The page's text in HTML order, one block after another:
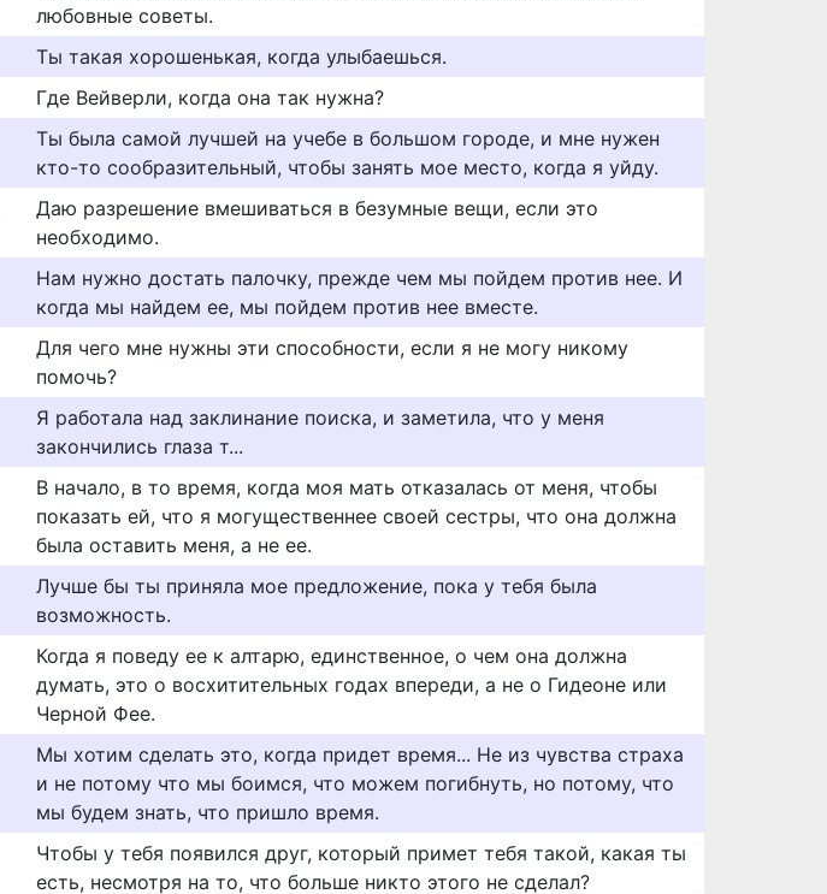
любовные советы.
Ты такая хорошенькая, когда улыбаешься.
Где Вейверли, когда она так нужна?
Ты была самой лучшей на учебе в большом городе, и мне нужен
кто-то сообразительный, чтобы занять мое место, когда я уйду.
Даю разрешение вмешиваться в безумные вещи, если это
необходимо.
Нам нужно достать палочку, прежде чем мы пойдем против нее. И
когда мы найдем ее, мы пойдем против нее вместе.
Для чего мне нужны эти способности, если я не могу никому
помочь?
Я работала над заклинание поиска, и заметила, что у меня
закончились глаза т...
В начало, в то время, когда моя мать отказалась от меня, чтобы
показать ей, что я могущественнее своей сестры, что она должна
была оставить меня, а не ее.
Лучше бы ты приняла мое предложение, пока у тебя была
возможность.
Когда я поведу ее к алтарю, единственное, о чем она должна
думать, это о восхитительных годах впереди, а не о Гидеоне или
Черной Фее.
Мы хотим сделать это, когда придет время... Не из чувства страха
и не потому что мы боимся, что можем погибнуть, но потому, что
мы будем знать, что пришло время.
Чтобы у тебя появился друг, который примет тебя такой, какая ты
есть, несмотря на то, что больше никто этого не сделал?